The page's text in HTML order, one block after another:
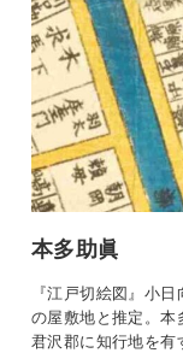
本多助眞
『江戸切絵図』小
の屋敷地と推定。
君沢郡に知行地を